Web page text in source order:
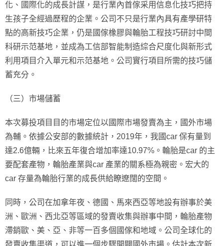
化、國際化的成長計謀，是行業內首傢采用信息化技巧把持
生孩子全經過歷程的企業。公司不只是行業內具有產學研特
點的高新技巧企業，仍是國傢橡膠與輪胎工程技巧研討中間
科研示范基地，並成為工信部智能制造綜合尺度化與新形式
利用項目介入單元和示范基地。公司實行項目所需的技巧儲
蓄充分。
（三）市場儲蓄
本次募投項目目的市場定位以國際市場發賣為主，國外市場
為輔。依據公安部的數據統計，2019年，我國car 保有量到
達2.6億輛，比來五年復合增加率達10.97%。輪胎是car 的主
要配套產物，輪胎產業與car 產業的關系極為親密。宏大的
car 存量為輪胎行業的成長供給瞭遼闊的空間。
同時，公司在加拿年夜、德國、馬來西亞等地設有辦事於美
洲、歐洲、西北亞等區域的發賣收集與辦事中間，輪胎產物
滯銷歐、美、亞、非等一百多個國傢和地域。公司全球化的
發賣收集渠道，可以進一個步驟開闢國外市場。估計本次新